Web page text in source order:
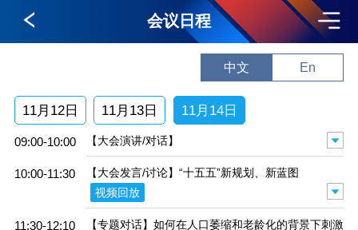
会议日程
中文 En
11月12日 11月13日 11月14日
09:00-10:00 【大会演讲/对话】
10:00-11:30 【大会发言/讨论】“十五五”新规划、新蓝图
视频回放
11:30-12:10
【专题对话】如何在人口萎缩和老龄化的背景下刺激